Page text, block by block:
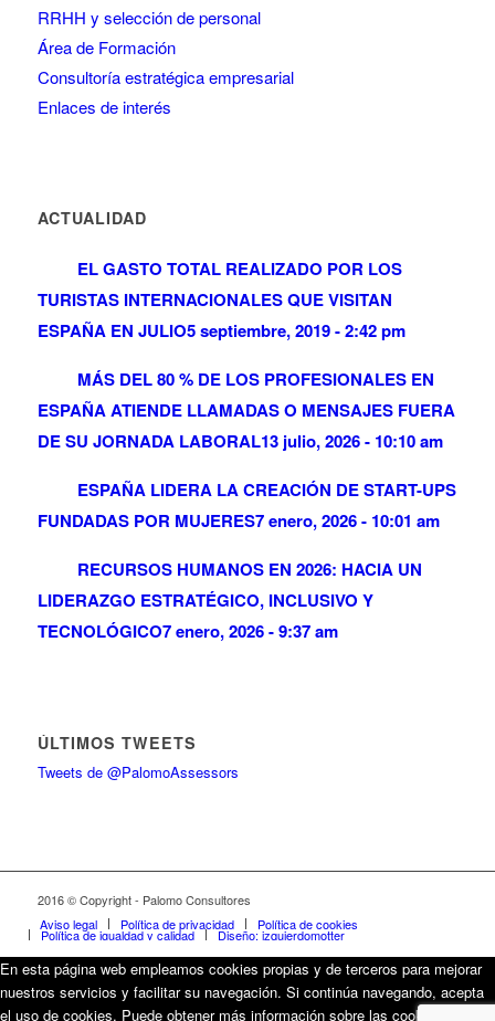
RRHH y selección de personal
Área de Formación
Consultoría estratégica empresarial
Enlaces de interés
ACTUALIDAD
EL GASTO TOTAL REALIZADO POR LOS
TURISTAS INTERNACIONALES QUE VISITAN
ESPAÑA EN JULIO5 septiembre, 2019 - 2:42 pm
MÁS DEL 80 % DE LOS PROFESIONALES EN
ESPAÑA ATIENDE LLAMADAS O MENSAJES FUERA
DE SU JORNADA LABORAL13 julio, 2026 - 10:10 am
ESPAÑA LIDERA LA CREACIÓN DE START-UPS
FUNDADAS POR MUJERES7 enero, 2026 - 10:01 am
RECURSOS HUMANOS EN 2026: HACIA UN
LIDERAZGO ESTRATÉGICO, INCLUSIVO Y
TECNOLÓGICO7 enero, 2026 - 9:37 am
ÚLTIMOS TWEETS
Tweets de @PalomoAssessors
2016 © Copyright - Palomo Consultores
Aviso legal
Política de privacidad Política de cookies
Política de igualdad y calidad Diseño: izquierdomotter
En esta página web empleamos cookies propias y de terceros para mejorar
nuestros servicios y facilitar su navegación. Si continúa navegando, acepta
el uso de cookies. Puede obtener más información sobre las cookies que